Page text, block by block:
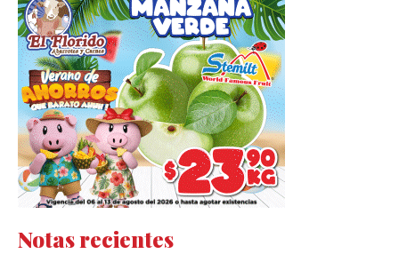
Notas recientes